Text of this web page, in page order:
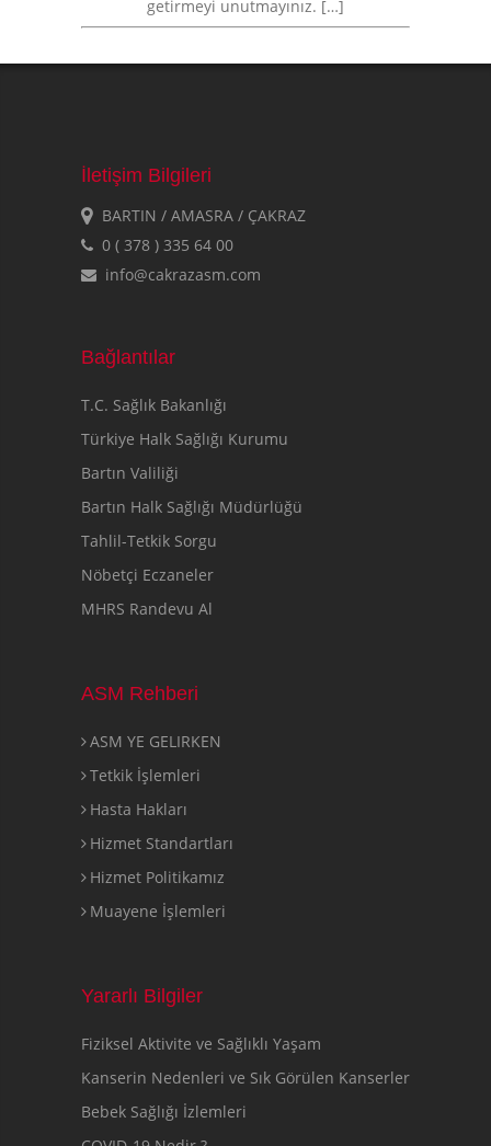
getirmeyi unutmayınız. […]
İletişim Bilgileri
BARTIN / AMASRA / ÇAKRAZ
0 ( 378 ) 335 64 00
info@cakrazasm.com
Bağlantılar
T.C. Sağlık Bakanlığı
Türkiye Halk Sağlığı Kurumu
Bartın Valiliği
Bartın Halk Sağlığı Müdürlüğü
Tahlil-Tetkik Sorgu
Nöbetçi Eczaneler
MHRS Randevu Al
ASM Rehberi
ASM YE GELIRKEN
Tetkik İşlemleri
Hasta Hakları
Hizmet Standartları
Hizmet Politikamız
Muayene İşlemleri
Yararlı Bilgiler
Fiziksel Aktivite ve Sağlıklı Yaşam
Kanserin Nedenleri ve Sık Görülen Kanserler
Bebek Sağlığı İzlemleri